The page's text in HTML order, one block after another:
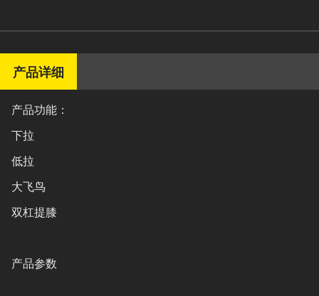
产品详细
产品功能：
下拉
低拉
大飞鸟
双杠提膝
产品参数